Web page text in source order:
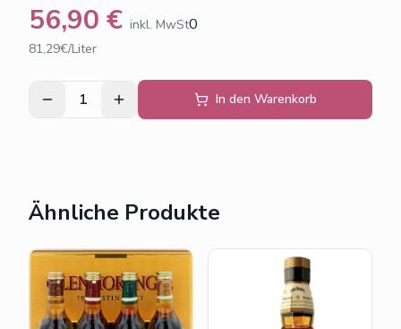
56,90 € inkl. MwSt0
81,29€/Liter
1 In den Warenkorb
Ähnliche Produkte